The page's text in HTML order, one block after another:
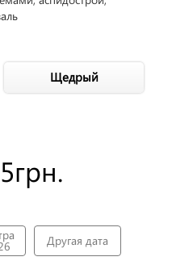
Щедрый
грн.
Другая дата